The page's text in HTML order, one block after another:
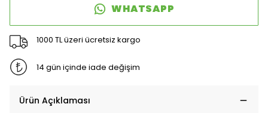
WHATSAPP
1000 TL üzeri ücretsiz kargo
14 gün içinde iade değişim
Ürün Açıklaması